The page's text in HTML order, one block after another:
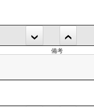
備考